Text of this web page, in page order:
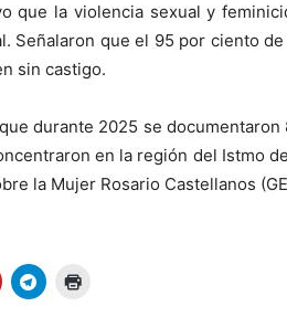
que la violencia sexual y
Señalaron que el 95 por ciento
sin castigo.
durante 2025 se
en la región del Istmo
la Mujer Rosario Castellanos